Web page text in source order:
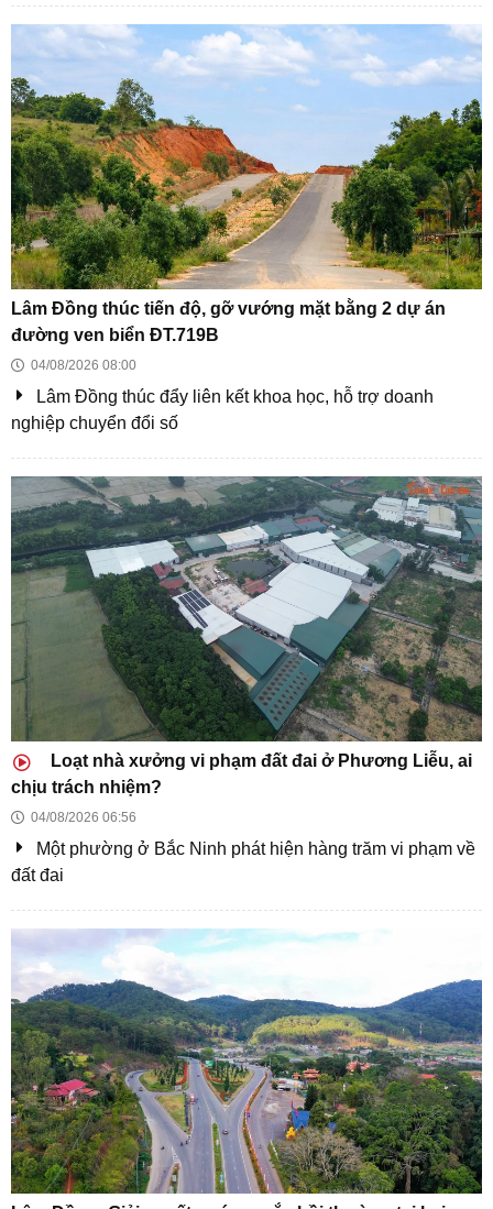
Lâm Đồng đặt mục tiêu hoàn thành thủ tục chọn nhà
đầu tư KCN trong tháng 7
Kiến trúc đa chức năng phản ánh văn hóa Cape Verde
Cao tốc Biên Hòa - Vũng Tàu: Dự án thành phần 1 đạt
gần 94% tiến độ